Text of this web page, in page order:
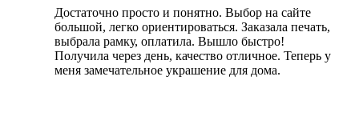
Достаточно просто и понятно. Выбор на сайте
большой, легко ориентироваться. Заказала печать,
выбрала рамку, оплатила. Вышло быстро!
Получила через день, качество отличное. Теперь у
меня замечательное украшение для дома.